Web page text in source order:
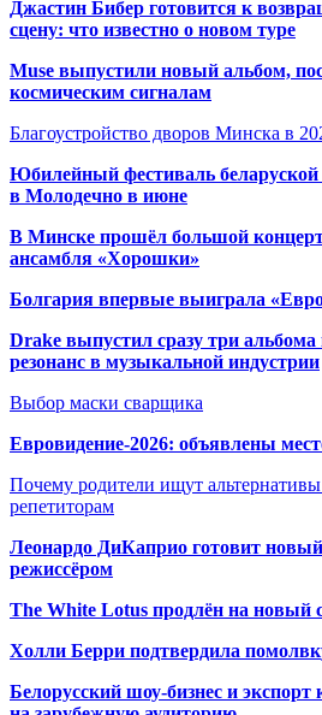
Джастин Бибер готовится к
сцену: что известно о новом туре
Muse выпустили новый альбом,
космическим сигналам
Благоустройство дворов Минска в
Юбилейный фестиваль беларуской
в Молодечно в июне
В Минске прошёл большой концерт
ансамбля «Хорошки»
Болгария впервые выиграла
Drake выпустил сразу три
резонанс в музыкальной индустрии
Выбор маски сварщика
Евровидение-2026: объявлены
Почему родители ищут
репетиторам
Леонардо ДиКаприо готовит
режиссёром
The White Lotus продлён на новый
Холли Берри подтвердила помолвк
Белорусский шоу-бизнес и экспорт